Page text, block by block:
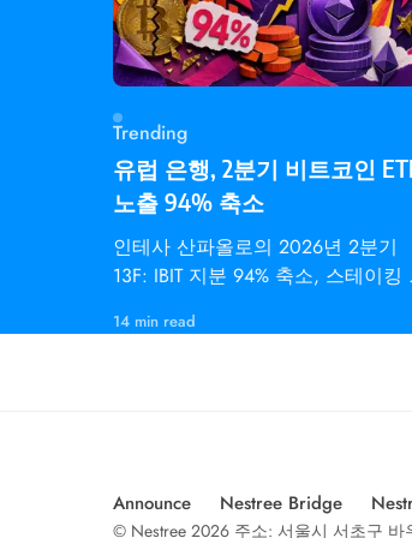
Trending
유럽 은행, 2분기 비트코인
노출 94% 축소
인테사 산파올로의 2026년 2분기
13F: IBIT 지분 94% 축소, 스테이킹
14 min read
Announce Nestree Bridge
© Nestree 2026 주소: 서울시 서초구